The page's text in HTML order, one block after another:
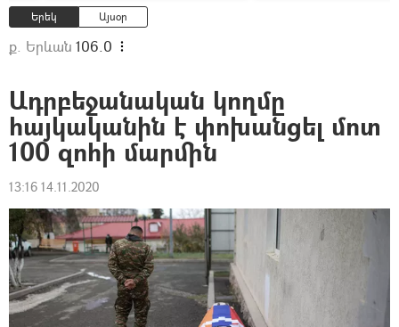
Երեկ Այսօր
ք. Երևան 106.0
Ադրբեջանական կողմը
հայկականին է փոխանցել մոտ
100 զոհի մարմին
13:16 14.11.2020